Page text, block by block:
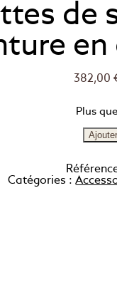
de
382,00
Plus
Catégories :